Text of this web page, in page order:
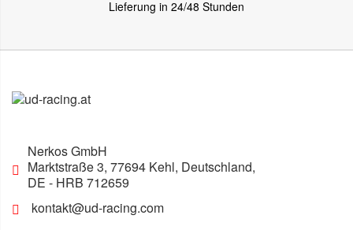
Lieferung in 24/48 Stunden
Nerkos GmbH
Marktstraße 3, 77694 Kehl, Deutschland,
DE - HRB 712659
kontakt@ud-racing.com